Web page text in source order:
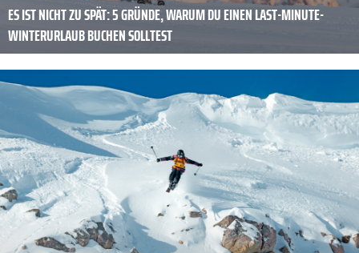
ES IST NICHT ZU SPÄT: 5 GRÜNDE, WARUM DU EINEN LAST-MINUTE-
WINTERURLAUB BUCHEN SOLLTEST